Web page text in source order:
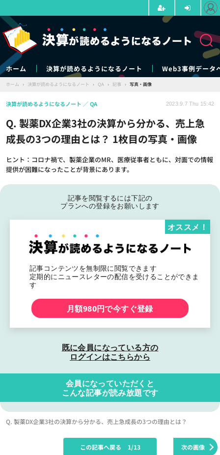
ホーム 決算が読めるようになるノート Web3事例データ
ホーム › 決算が読めるようになるノート › QA › 記事 › 写真・画像
Q. 製薬DX企業3社の決算から分かる、売上急
成長の3つの理由とは？ 1枚目の写真・画像
ヒント：コロナ禍で、製薬企業のMR、医療従事者ともに、対面での情報
提供が困難になったことが背景にあります。
決算が読めるようになるノート QA 2023.9.7 Thu 15:42
記事を閲覧するには下記の
プランへの登録をお願いします
記事コンテンツを無制限に閲覧できます
定期的にニュースレターの配信を受けることができま
す
オススメ！
月額980円で今すぐ登録
既に会員になっている方の
ログインはこちらから
会員になっていただくと
こんな記事が読み放題です
Q. 製薬DX企業3社の決算から分かる、売上急成長の3つの理由とは？
次の画像
この記事へ戻る 1/13